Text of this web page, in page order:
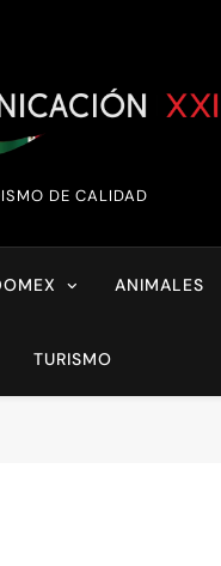
DE CALIDAD
ANIMALES
TURISMO